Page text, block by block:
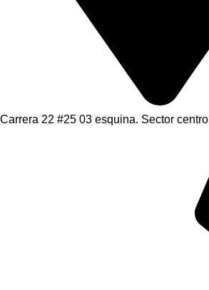
Carrera 22 #25 03 esquina. Sector centro